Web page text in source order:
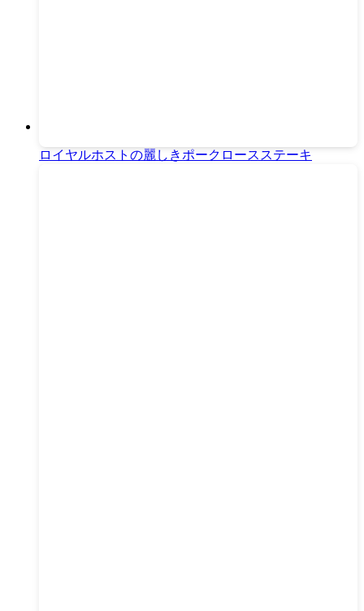
ロイヤルホストの麗しきポークロースステーキ